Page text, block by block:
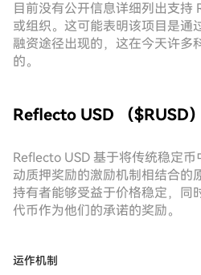
目前没有公开信息详细列出支持
或组织。这可能表明该项目是通
融资途径出现的，这在今天许多
的。
Reflecto USD （$RUSD
Reflecto USD 基于将传统稳定
动质押奖励的激励机制相结合的
持有者能够受益于价格稳定，同
代币作为他们的承诺的奖励。
运作机制